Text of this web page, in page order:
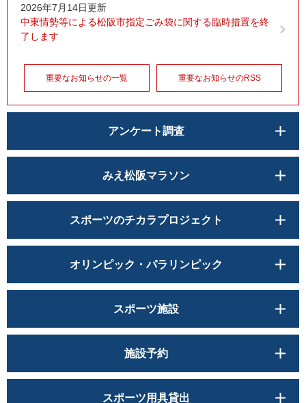
2026年7月14日更新
中東情勢等による松阪市指定ごみ袋に関する臨時措置を終
了します
重要なお知らせの一覧 重要なお知らせのRSS
アンケート調査
みえ松阪マラソン
スポーツのチカラプロジェクト
オリンピック・パラリンピック
スポーツ施設
施設予約
スポーツ用具貸出